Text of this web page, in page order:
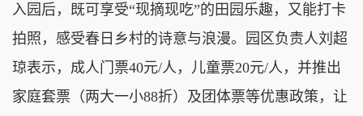
入园后，既可享受“现摘现吃”的田园乐趣，又能打卡
拍照，感受春日乡村的诗意与浪漫。园区负责人刘超
琼表示，成人门票40元/人，儿童票20元/人，并推出
家庭套票（两大一小88折）及团体票等优惠政策，让